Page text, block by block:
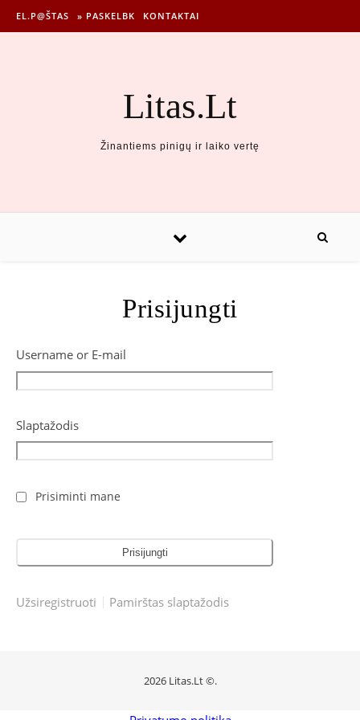
EL.P@ŠTAS » PASKELBK KONTAKTAI
Litas.Lt
Žinantiems pinigų ir laiko vertę
Prisijungti
Username or E-mail
Slaptažodis
Prisiminti mane
Užsiregistruoti Pamirštas slaptažodis
2026 Litas.Lt ©.